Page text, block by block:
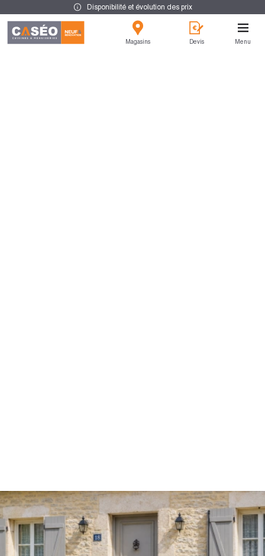
Disponibilité et évolution des prix
Magasins Devis Menu